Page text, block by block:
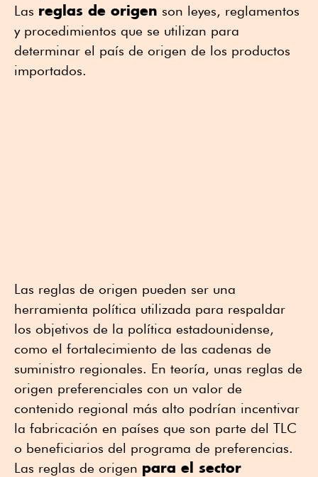
Las reglas de origen son leyes, reglamentos
y procedimientos que se utilizan para
determinar el país de origen de los productos
importados.
Las reglas de origen pueden ser una
herramienta política utilizada para respaldar
los objetivos de la política estadounidense,
como el fortalecimiento de las cadenas de
suministro regionales. En teoría, unas reglas de
origen preferenciales con un valor de
contenido regional más alto podrían incentivar
la fabricación en países que son parte del TLC
o beneficiarios del programa de preferencias.
Las reglas de origen para el sector